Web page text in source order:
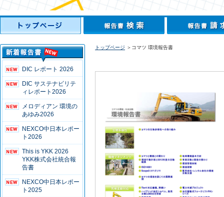
DIC レポート 2026
DIC サステナビリテ
ィレポート2026
メロディアン 環境の
あゆみ2026
NEXCO中日本レポー
ト2026
This is YKK 2026
YKK株式会社統合報
告書
NEXCO中日本レポー
ト2025
トップページ ＞コマツ 環境報告書